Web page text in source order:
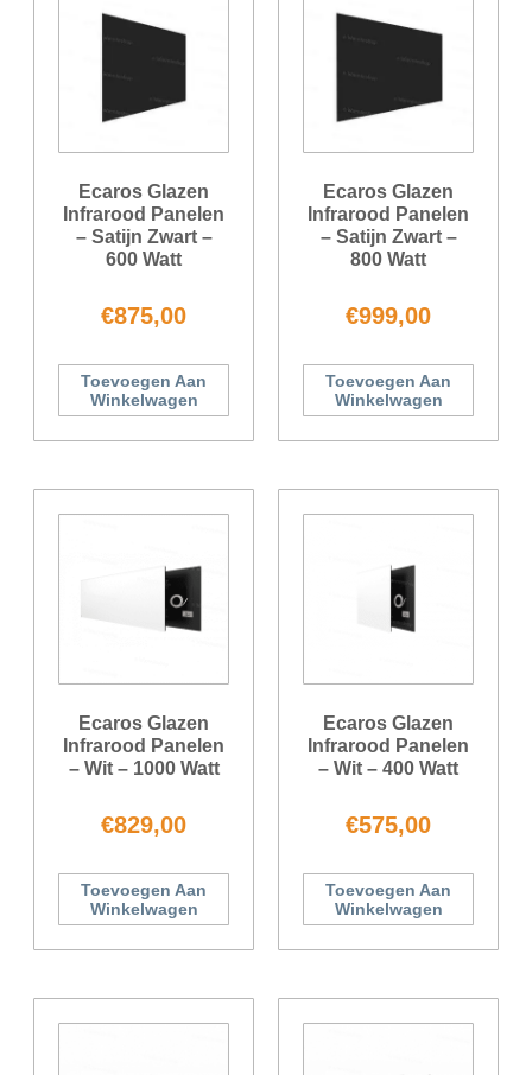
Ecaros Glazen
Infrarood Panelen
– Satijn Zwart –
600 Watt
€875,00
Toevoegen Aan
Winkelwagen
Ecaros Glazen
Infrarood Panelen
– Satijn Zwart –
800 Watt
€999,00
Toevoegen Aan
Winkelwagen
Ecaros Glazen
Infrarood Panelen
– Wit – 1000 Watt
€829,00
Toevoegen Aan
Winkelwagen
Ecaros Glazen
Infrarood Panelen
– Wit – 400 Watt
€575,00
Toevoegen Aan
Winkelwagen